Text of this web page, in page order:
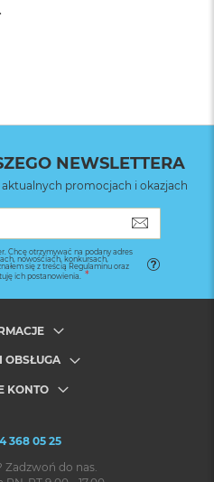
NEWSLETTERA
promocjach i okazjach
Chcę otrzymywać na podany adres
nowościach, konkursach,
się z treścią Regulaminu oraz
ich postanowienia.
OBSŁUGA
KONTO
368 05 25
Zadzwoń do nas.